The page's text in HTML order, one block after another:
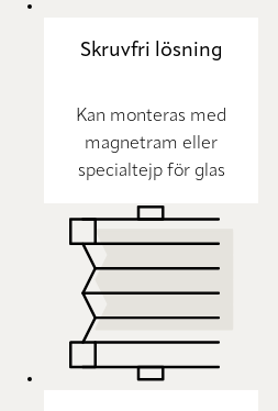
Skruvfri lösning
Kan monteras med
magnetram eller
specialtejp för glas